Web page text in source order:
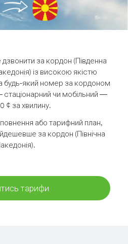
за кордон (Південна
із високою якістю
будь-який номер за кордоном
стаціонарний чи мобільний —
¢ за хвилину.
або тарифний план,
за кордон (Північна
тарифи